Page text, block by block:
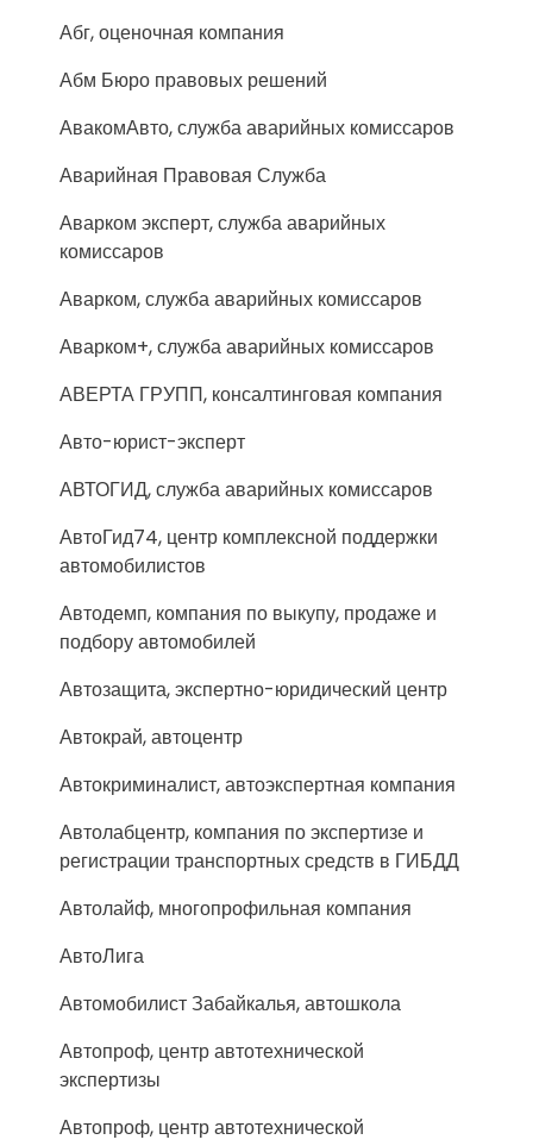
Абг, оценочная компания
Абм Бюро правовых решений
АвакомАвто, служба аварийных комиссаров
Аварийная Правовая Служба
Аварком эксперт, служба аварийных
комиссаров
Аварком, служба аварийных комиссаров
Аварком+, служба аварийных комиссаров
АВЕРТА ГРУПП, консалтинговая компания
Авто-юрист-эксперт
АВТОГИД, служба аварийных комиссаров
АвтоГид74, центр комплексной поддержки
автомобилистов
Автодемп, компания по выкупу, продаже и
подбору автомобилей
Автозащита, экспертно-юридический центр
Автокрай, автоцентр
Автокриминалист, автоэкспертная компания
Автолабцентр, компания по экспертизе и
регистрации транспортных средств в ГИБДД
Автолайф, многопрофильная компания
АвтоЛига
Автомобилист Забайкалья, автошкола
Автопроф, центр автотехнической
экспертизы
Автопроф, центр автотехнической